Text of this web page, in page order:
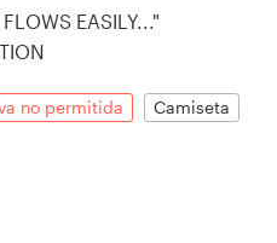
EASILY..."
no permitida Camiseta